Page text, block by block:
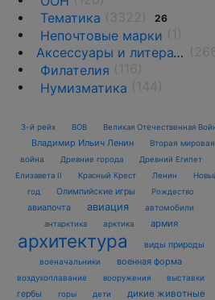
Тематика
26
Непочтовые марки
Аксессуары и литература
Филателия
Нумизматика
3-й рейх ВОВ Великая Отечественная
Владимир Ильич Ленин
Вторая мировая
война
Древние города
Древний Египет
Елизавета II
Красный Крест Ленин
год
Олимпийские игры Рождество
авиапочта авиация автомобили
антарктика арктика армия
архитектура виды природы
военачальники военная форма
воздухоплавание вооружения выставки
гербы горы дети дикие животные